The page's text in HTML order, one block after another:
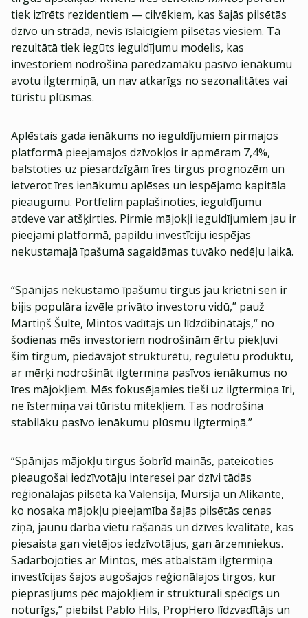
tiek izīrēts rezidentiem — cilvēkiem, kas šajās pilsētās
dzīvo un strādā, nevis īslaicīgiem pilsētas viesiem. Tā
rezultātā tiek iegūts ieguldījumu modelis, kas
investoriem nodrošina paredzamāku pasīvo ienākumu
avotu ilgtermiņā, un nav atkarīgs no sezonalitātes vai
tūristu plūsmas.
Aplēstais gada ienākums no ieguldījumiem pirmajos
platformā pieejamajos dzīvokļos ir apmēram 7,4%,
balstoties uz piesardzīgām īres tirgus prognozēm un
ietverot īres ienākumu aplēses un iespējamo kapitāla
pieaugumu. Portfelim paplašinoties, ieguldījumu
atdeve var atšķirties. Pirmie mājokļi ieguldījumiem jau ir
pieejami platformā, papildu investīciju iespējas
nekustamajā īpašumā sagaidāmas tuvāko nedēļu laikā.
​“Spānijas nekustamo īpašumu tirgus jau krietni sen ir
bijis populāra izvēle privāto investoru vidū,” pauž
Mārtiņš Šulte, Mintos vadītājs un līdzdibinātājs,“ no
šodienas mēs investoriem nodrošinām ērtu piekļuvi
šim tirgum, piedāvājot strukturētu, regulētu produktu,
ar mērķi nodrošināt ilgtermiņa pasīvos ienākumus no
īres mājokļiem. Mēs fokusējamies tieši uz ilgtermiņa īri,
ne īstermiņa vai tūristu mitekļiem. Tas nodrošina
stabilāku pasīvo ienākumu plūsmu ilgtermiņā.”
“Spānijas mājokļu tirgus šobrīd mainās, pateicoties
pieaugošai iedzīvotāju interesei par dzīvi tādās
reģionālajās pilsētā kā Valensija, Mursija un Alikante,
ko nosaka mājokļu pieejamība šajās pilsētās cenas
ziņā, jaunu darba vietu rašanās un dzīves kvalitāte, kas
piesaista gan vietējos iedzīvotājus, gan ārzemniekus.
Sadarbojoties ar Mintos, mēs atbalstām ilgtermiņa
investīcijas šajos augošajos reģionālajos tirgos, kur
pieprasījums pēc mājokļiem ir strukturāli spēcīgs un
noturīgs,” piebilst Pablo Hils, PropHero līdzvadītājs un